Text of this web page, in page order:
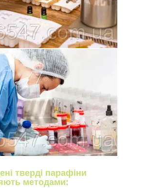
тверді парафіни
методами: